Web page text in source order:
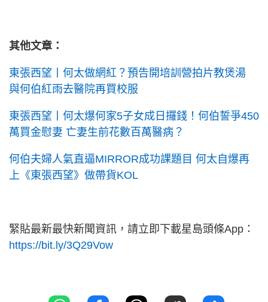
其他文章：
東張西望丨何太做網紅？預告開培訓營拍片教煲湯
與何伯紅雨去醫院再買校服
東張西望丨何太爆何家5子女成日攞錢！何伯誓爭450
萬買金慰妻 亡妻生前花數百萬醫病？
何伯夫婦人氣直逼MIRROR成功課題目 何太自爆再
上《東張西望》做帶貨KOL
緊貼最新最快新聞資訊，請立即下載星島頭條App：
https://bit.ly/3Q29Vow